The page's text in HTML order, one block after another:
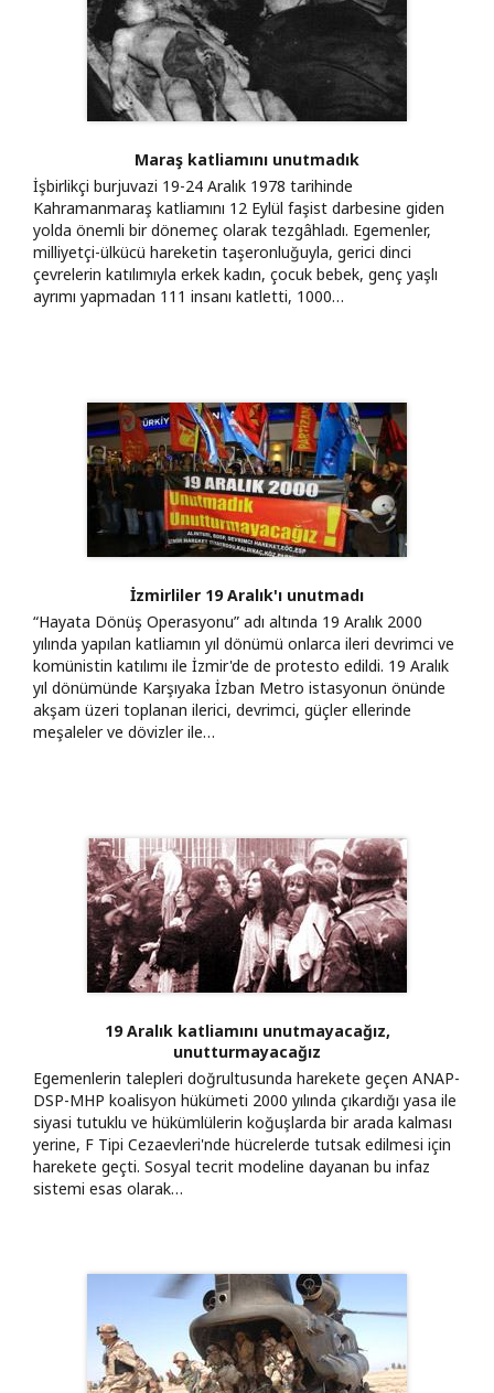
Maraş katliamını unutmadık
İşbirlikçi burjuvazi 19-24 Aralık 1978 tarihinde
Kahramanmaraş katliamını 12 Eylül faşist darbesine giden
yolda önemli bir dönemeç olarak tezgâhladı. Egemenler,
milliyetçi-ülkücü hareketin taşeronluğuyla, gerici dinci
çevrelerin katılımıyla erkek kadın, çocuk bebek, genç yaşlı
ayrımı yapmadan 111 insanı katletti, 1000…
İzmirliler 19 Aralık'ı unutmadı
“Hayata Dönüş Operasyonu” adı altında 19 Aralık 2000
yılında yapılan katliamın yıl dönümü onlarca ileri devrimci ve
komünistin katılımı ile İzmir'de de protesto edildi. 19 Aralık
yıl dönümünde Karşıyaka İzban Metro istasyonun önünde
akşam üzeri toplanan ilerici, devrimci, güçler ellerinde
meşaleler ve dövizler ile…
19 Aralık katliamını unutmayacağız,
unutturmayacağız
Egemenlerin talepleri doğrultusunda harekete geçen ANAP-
DSP-MHP koalisyon hükümeti 2000 yılında çıkardığı yasa ile
siyasi tutuklu ve hükümlülerin koğuşlarda bir arada kalması
yerine, F Tipi Cezaevleri'nde hücrelerde tutsak edilmesi için
harekete geçti. Sosyal tecrit modeline dayanan bu infaz
sistemi esas olarak…